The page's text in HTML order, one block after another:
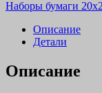
Наборы бумаги
Описание
Детали
Описание